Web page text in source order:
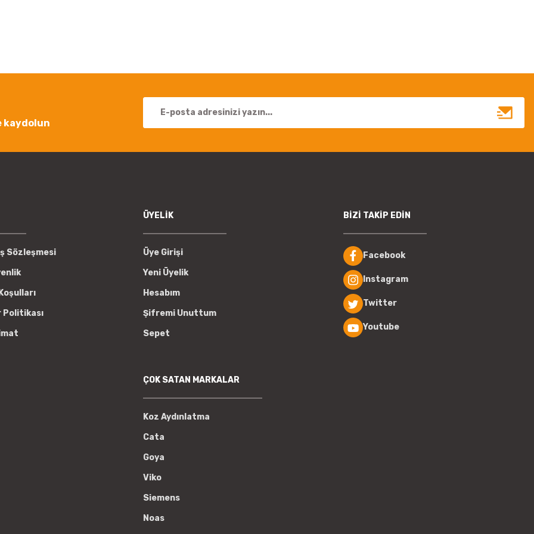
kaydolun
Sözleşmesi
Politikası
ÜYELİK
Üye Girişi
Yeni Üyelik
Hesabım
Şifremi Unuttum
Sepet
BİZİ TAKİP EDİN
Facebook
Instagram
Twitter
Youtube
ÇOK SATAN MARKALAR
Koz Aydınlatma
Cata
Goya
Viko
Siemens
Noas